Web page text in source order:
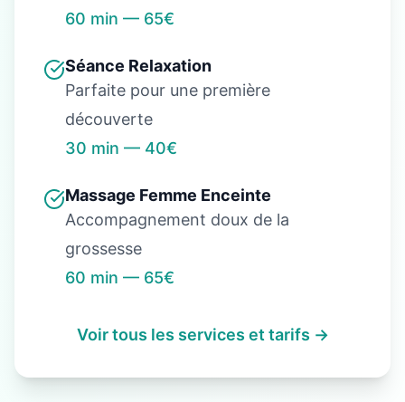
60 min — 65€
Séance Relaxation
Parfaite pour une première
découverte
30 min — 40€
Massage Femme Enceinte
Accompagnement doux de la
grossesse
60 min — 65€
Voir tous les services et tarifs →